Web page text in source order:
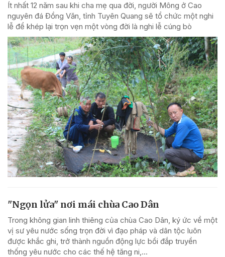
Ít nhất 12 năm sau khi cha mẹ qua đời, người Mông ở Cao
nguyên đá Đồng Văn, tỉnh Tuyên Quang sẽ tổ chức một nghi
lễ để khép lại trọn vẹn một vòng đời là nghi lễ cúng bò
"Ngọn lửa" nơi mái chùa Cao Dân
Trong không gian linh thiêng của chùa Cao Dân, ký ức về một
vị sư yêu nước sống trọn đời vì đạo pháp và dân tộc luôn
được khắc ghi, trở thành nguồn động lực bồi đắp truyền
thống yêu nước cho các thế hệ tăng ni,...